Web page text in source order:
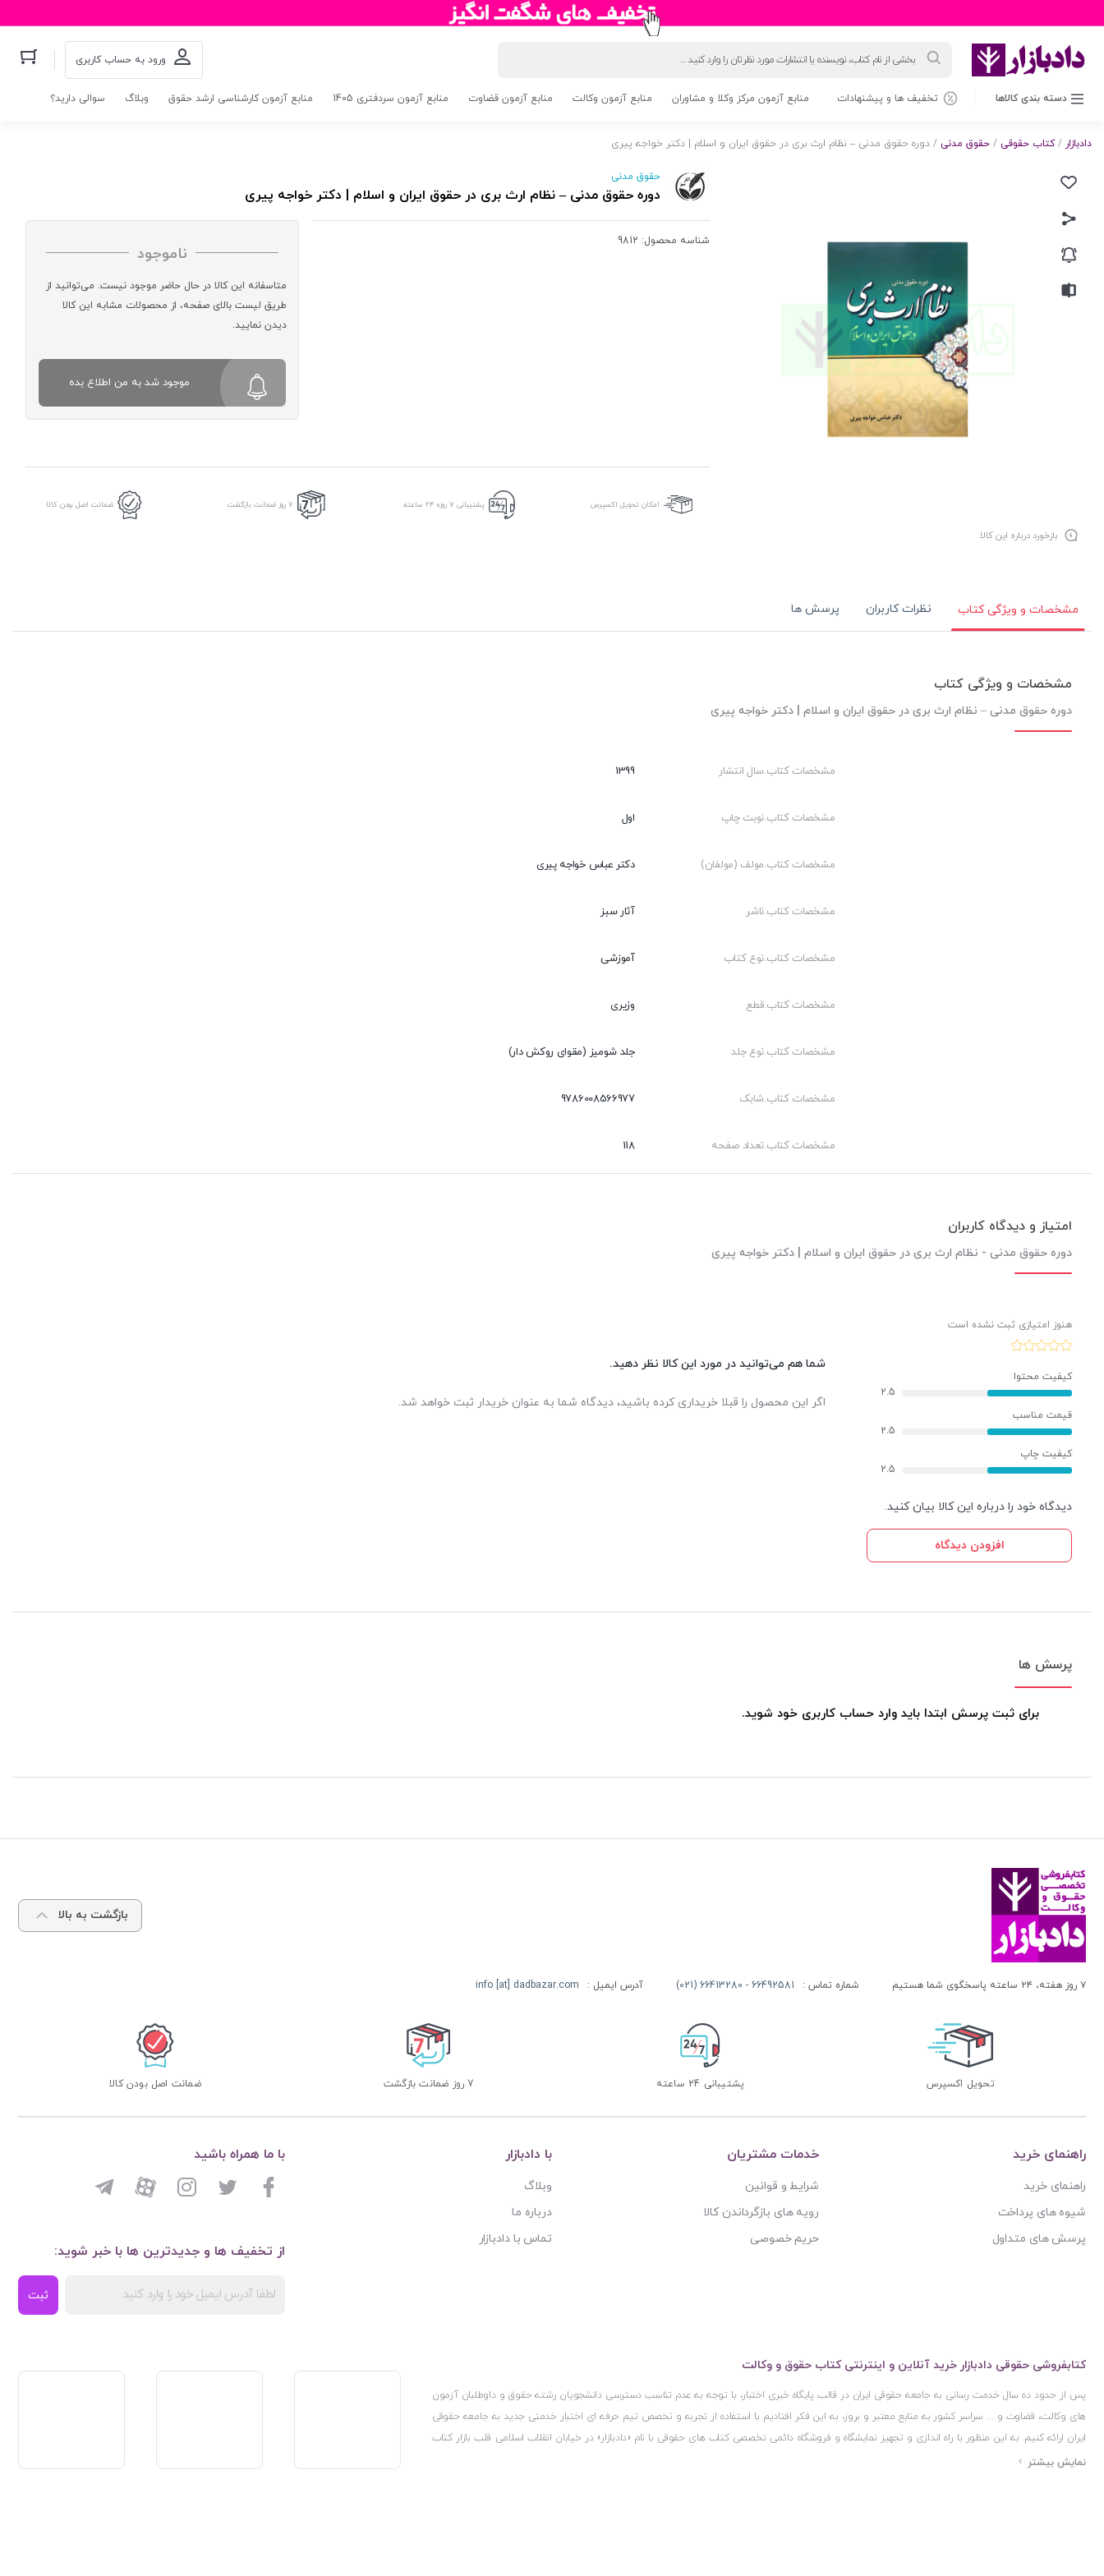
محصولات ورود به حساب کاربری
دسته بندی کالاها تخفیف ها و پیشنهادات منابع آزمون مرکز وکلا و مشاوران منابع آزمون وکالت منابع آزمون قضاوت منابع آزمون سردفتری 1405 منابع آزمون کارشناسی ارشد حقوق وبلاگ سوالی دارید؟
دادبازار /کتاب حقوقی / حقوق مدنی / دوره حقوق مدنی – نظام ارث بری در حقوق ایران و اسلام | دکتر خواجه پیری
حقوق مدنی
دوره حقوق مدنی – نظام ارث بری در حقوق ایران و اسلام | دکتر خواجه پیری
شناسه محصول: 9812
ناموجود
متاسفانه این کالا در حال حاضر موجود نیست. می‌توانید از
طریق لیست بالای صفحه، از محصولات مشابه این کالا
دیدن نمایید.
موجود شد به من اطلاع بده
امکان تحویل اکسپرس پشتیبانی ۷ روزه ۲۴ ساعته 7 روز ضمانت بازگشت ضمانت اصل بودن کالا
بازخورد درباره این کالا
مشخصات و ویژگی کتاب نظرات کاربران پرسش ها
مشخصات و ویژگی کتاب
دوره حقوق مدنی – نظام ارث بری در حقوق ایران و اسلام | دکتر خواجه پیری
مشخصات کتاب.سال انتشار 1399
مشخصات کتاب.نوبت چاپ اول
مشخصات کتاب.مولف (مولفان) دکتر عباس خواجه پیری
مشخصات کتاب.ناشر آثار سبز
مشخصات کتاب.نوع کتاب آموزشی
مشخصات کتاب.قطع وزیری
مشخصات کتاب.نوع جلد جلد شومیز (مقوای روکش دار)
مشخصات کتاب.شابک 9786008566977
مشخصات کتاب.تعداد صفحه 118
امتیاز و دیدگاه کاربران
دوره حقوق مدنی - نظام ارث بری در حقوق ایران و اسلام | دکتر خواجه پیری
هنوز امتیازی ثبت نشده است
کیفیت محتوا
2.5
قیمت مناسب
2.5
کیفیت چاپ
2.5
دیدگاه خود را درباره این کالا بیان کنید.
افزودن دیدگاه
شما هم می‌توانید در مورد این کالا نظر دهید.
اگر این محصول را قبلا خریداری کرده باشید، دیدگاه شما به عنوان خریدار ثبت خواهد شد.
پرسش ها
برای ثبت پرسش ابتدا باید وارد حساب کاربری خود شوید.
بازگشت به بالا
۷ روز هفته، ۲۴ ساعته پاسخگوی شما هستیم شماره تماس : 66492581 - 66413280 (021) آدرس ایمیل : info [at] dadbazar.com
تحویل اکسپرس پشتیبانی 24 ساعته 7 روز ضمانت بازگشت ضمانت اصل بودن کالا
راهنمای خرید
راهنمای خرید
شیوه های پرداخت
پرسش های متداول
خدمات مشتریان
شرایط و قوانین
رویه های بازگرداندن کالا
حریم خصوصی
با دادبازار
وبلاگ
درباره ما
تماس با دادبازار
از تخفیف ها و جدیدترین ها با خبر شوید:
ثبت
با ما همراه باشید
کتابفروشی حقوقی دادبازار خرید آنلاین و اینترنتی کتاب حقوق و وکالت
پس از حدود ده سال خدمت رسانی به جامعه حقوقی ایران در قالب پایگاه خبری اختبار، با توجه به عدم تناسب دسترسی دانشجویان رشته حقوق و داوطلبان آزمون
های وکالت، قضاوت و ... سراسر کشور به منابع معتبر و بروز، به این فکر افتادیم با استفاده از تجربه و تخصص تیم حرفه ای اختبار خدمتی جدید به جامعه حقوقی
ایران ارائه کنیم. به این منظور با راه اندازی و تجهیز نمایشگاه و فروشگاه دائمی تخصصی کتاب های حقوقی با نام «دادبازار» در خیابان انقلاب اسلامی قلب بازار کتاب
ایران و اخذ مجوزهای قانونی از جمله نماد اعتماد الکترونیک از مرکز توسعه تجارت الکترونیکی وزارت صنعت، معدن و تجارت، نشان ملی ثبت رسانه های دیجیتال از